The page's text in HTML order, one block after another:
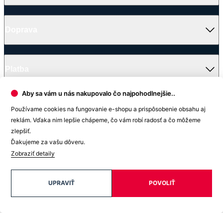
Doprava a platba
Darčekové poukazy
Kontakt
Pre B2B
Ako vyrábame chytré oblečenie
V médiách
Ocenenie
© 2026 CityZen
Aby sa vám u nás nakupovalo čo najpohodlnejšie..
Používame cookies na fungovanie e-shopu a prispôsobenie obsahu aj
reklám. Vďaka nim lepšie chápeme, čo vám robí radosť a čo môžeme
zlepšiť.
Ďakujeme za vašu dôveru.
Zobraziť detaily
POVOLIŤ
UPRAVIŤ